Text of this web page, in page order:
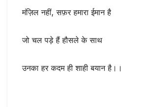
मंज़िल नहीं, सफ़र हमारा ईमान है
जो चल पड़े हैं हौसले के साथ
उनका हर कदम ही शाही बयान है।।